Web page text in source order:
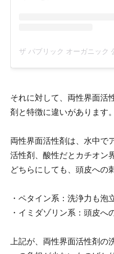
それに対して、両性界面活
剤と特徴に違いがあります。
両性界面活性剤は、水中で
活性剤、酸性だとカチオン
どちらにしても、頭皮への
・ペタイン系：洗浄力も泡
・イミダゾリン系：頭皮へ
上記が、両性界面活性剤の